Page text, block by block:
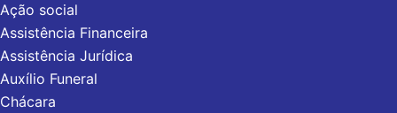
Ação social
Assistência Financeira
Assistência Jurídica
Auxílio Funeral
Chácara